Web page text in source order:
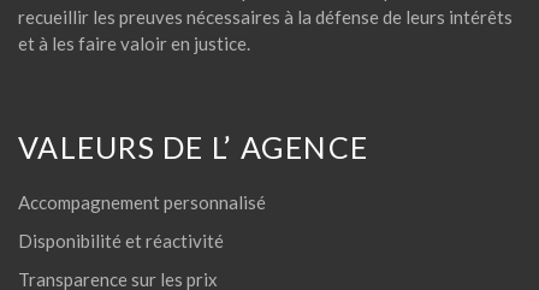
recueillir les preuves nécessaires à la défense de leurs intérêts
et à les faire valoir en justice.
VALEURS DE L’ AGENCE
Accompagnement personnalisé
Disponibilité et réactivité
Transparence sur les prix